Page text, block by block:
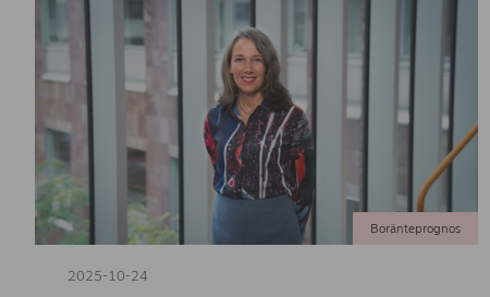
2025-10-24
Boränteprognos